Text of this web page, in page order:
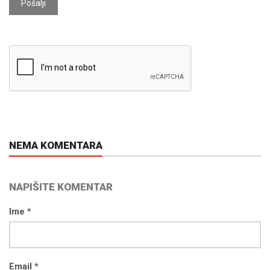
Pošalji
NEMA KOMENTARA
NAPIŠITE KOMENTAR
Ime *
Email *